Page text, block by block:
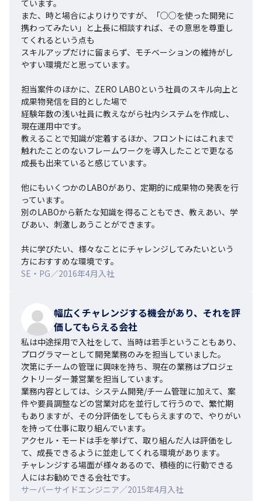
ています。
また、時と場合によりけりですが、「○○を使った開発に
携わってみたい」と上長に相談すれば、その意思を尊重し
てくれるという点も
スキルアップだけに留まらず、モチベーションの維持がし
やすい環境だと思っています。
担当案件のほかに、ZERO LABOという社員のスキル向上と
成果物発信を目的とした場で
経験年数の浅い社員に教えながら社内システムを作成し、
現在運用中です。
教えることで知識が定着するほか、フロントにはこれまで
触れたことのないフレームワークを導入したことで更なる
成長も出来ていると感じています。
他にもいくつかのLABOがあり、定期的に成果物の発表を行
っています。
別のLABOから新たな知識を得ることもでき、教えあい、学
びあい、刺激しあうことができます。
共に学びたい、様々なことにチャレンジしてみたいという
方におすすめな環境です。
SE・PG／2016年4月入社
幅広くチャレンジする機会があり、それを評
価してもらえる会社
私は中途採用で入社をして、当時は若手ということもあり、
プログラマーとして開発業務のみを担当していました。
次第にチームの管理に興味を持ち、現在の業務はプロジェ
クトリーダー兼営業を担当しています。
業務内容としては、システム開発/チーム管理に加えて、案
件や要員調整などの営業対応を並行して行うので、繁忙期
もありますが、その分評価をしてもらえますので、やりがい
を持って仕事に取り組んでいます。
アクセル・モードは手を挙げて、取り組んだ人は評価をし
て、成長できるように並走してくれる環境があります。
チャレンジする場面が様々あるので、積極的に行動できる
人にはお勧めできる会社です。
サーバーサイドエンジニア／2015年4月入社